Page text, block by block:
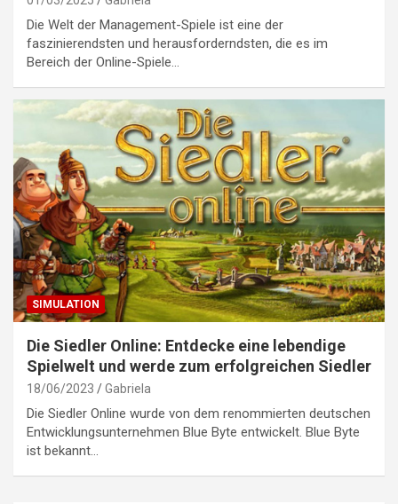
Die Welt der Management-Spiele ist eine der
faszinierendsten und herausforderndsten, die es im
Bereich der Online-Spiele…
SIMULATION
Die Siedler Online: Entdecke eine lebendige
Spielwelt und werde zum erfolgreichen Siedler
18/06/2023 Gabriela
Die Siedler Online wurde von dem renommierten deutschen
Entwicklungsunternehmen Blue Byte entwickelt. Blue Byte
ist bekannt…